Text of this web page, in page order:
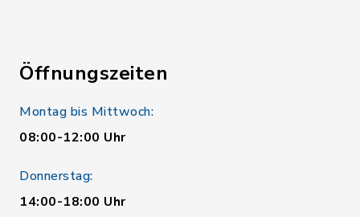
Öffnungszeiten
Montag bis Mittwoch:
08:00-12:00 Uhr
Donnerstag:
14:00-18:00 Uhr